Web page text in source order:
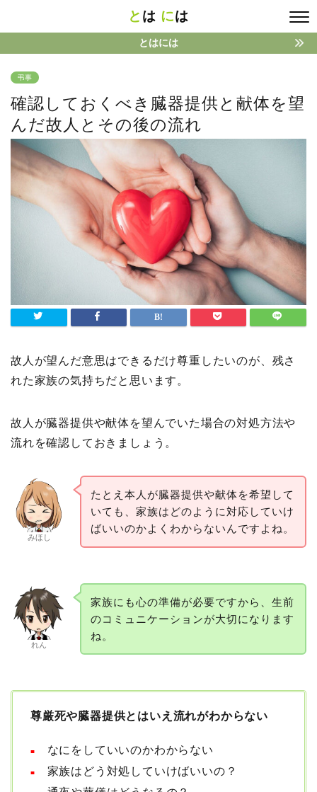
と は には
とはには
弔事
確認しておくべき臓器提供と献体を望
んだ故人とその後の流れ
故人が望んだ意思はできるだけ尊重したいのが、残さ
れた家族の気持ちだと思います。
故人が臓器提供や献体を望んでいた場合の対処方法や
流れを確認しておきましょう。
みほし
たとえ本人が臓器提供や献体を希望して
いても、家族はどのように対応していけ
ばいいのかよくわからないんですよね。
れん
家族にも心の準備が必要ですから、生前
のコミュニケーションが大切になります
ね。
尊厳死や臓器提供とはいえ流れがわからない
■ なにをしていいのかわからない
■ 家族はどう対処していけばいいの？